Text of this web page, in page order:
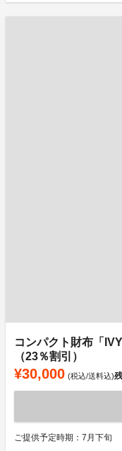
コンパクト財布「
（23％割引）
¥30,000 (税込/送料込)
ご提供予定時期：7月下旬